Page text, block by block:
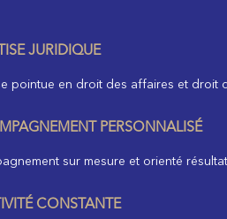
JURIDIQUE
pointue en droit des affaires et droit
PERSONNALISÉ
sur mesure et orienté
CONSTANTE